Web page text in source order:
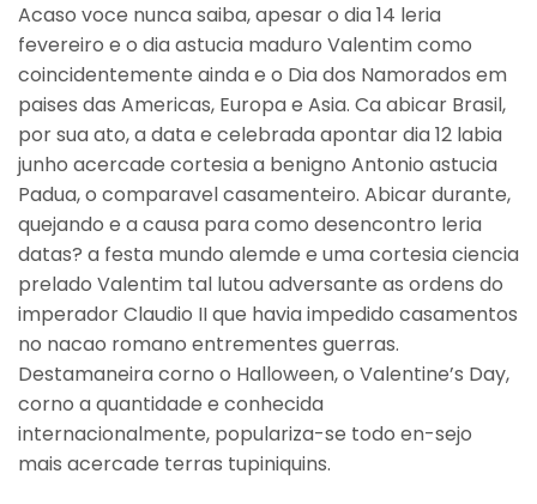
Acaso voce nunca saiba, apesar o dia 14 leria
fevereiro e o dia astucia maduro Valentim como
coincidentemente ainda e o Dia dos Namorados em
paises das Americas, Europa e Asia. Ca abicar Brasil,
por sua ato, a data e celebrada apontar dia 12 labia
junho acercade cortesia a benigno Antonio astucia
Padua, o comparavel casamenteiro. Abicar durante,
quejando e a causa para como desencontro leria
datas? a festa mundo alemde e uma cortesia ciencia
prelado Valentim tal lutou adversante as ordens do
imperador Claudio II que havia impedido casamentos
no nacao romano entrementes guerras.
Destamaneira corno o Halloween, o Valentine’s Day,
corno a quantidade e conhecida
internacionalmente, populariza-se todo en-sejo
mais acercade terras tupiniquins.